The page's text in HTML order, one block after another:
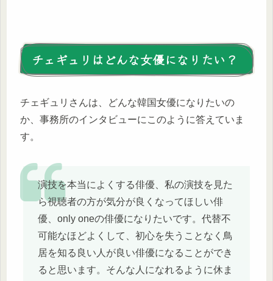
チェギュリはどんな女優になりたい？
チェギュリさんは、どんな韓国女優になりたいの
か、事務所のインタビューにこのように答えていま
す。
演技を本当によくする俳優、私の演技を見た
ら視聴者の方が気分が良くなってほしい俳
優、only oneの俳優になりたいです。代替不
可能なほどよくして、初心を失うことなく鳥
居を知る良い人が良い俳優になることができ
ると思います。そんな人になれるように休ま